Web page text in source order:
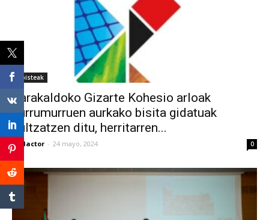
albisteak
Barakaldoko Gizarte Kohesio arloak
zurrumurruen aurkako bisita gidatuak
bultzatzen ditu, herritarren...
Redactor - 24 mayo, 2024 0